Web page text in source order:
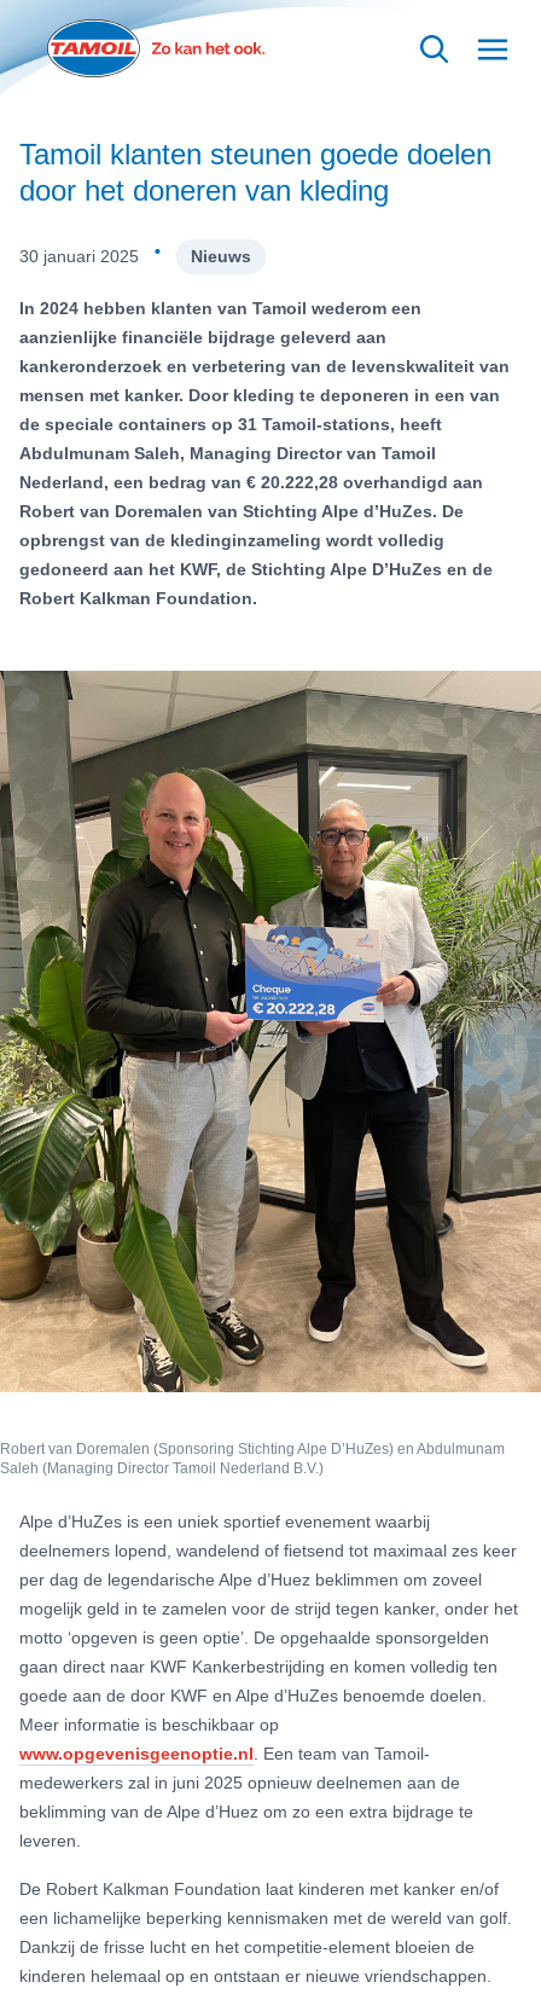
Ga naar hoofdinhoud
Tamoil klanten steunen goede doelen
door het doneren van kleding
30 januari 2025 · Nieuws
In 2024 hebben klanten van Tamoil wederom een
aanzienlijke financiële bijdrage geleverd aan
kankeronderzoek en verbetering van de levenskwaliteit van
mensen met kanker. Door kleding te deponeren in een van
de speciale containers op 31 Tamoil-stations, heeft
Abdulmunam Saleh, Managing Director van Tamoil
Nederland, een bedrag van € 20.222,28 overhandigd aan
Robert van Doremalen van Stichting Alpe d’HuZes. De
opbrengst van de kledinginzameling wordt volledig
gedoneerd aan het KWF, de Stichting Alpe D’HuZes en de
Robert Kalkman Foundation.
Robert van Doremalen (Sponsoring Stichting Alpe D’HuZes) en Abdulmunam
Saleh (Managing Director Tamoil Nederland B.V.)
Alpe d’HuZes is een uniek sportief evenement waarbij
deelnemers lopend, wandelend of fietsend tot maximaal zes keer
per dag de legendarische Alpe d’Huez beklimmen om zoveel
mogelijk geld in te zamelen voor de strijd tegen kanker, onder het
motto ‘opgeven is geen optie’. De opgehaalde sponsorgelden
gaan direct naar KWF Kankerbestrijding en komen volledig ten
goede aan de door KWF en Alpe d’HuZes benoemde doelen.
Meer informatie is beschikbaar op
www.opgevenisgeenoptie.nl . Een team van Tamoil-
medewerkers zal in juni 2025 opnieuw deelnemen aan de
beklimming van de Alpe d’Huez om zo een extra bijdrage te
leveren.
De Robert Kalkman Foundation laat kinderen met kanker en/of
een lichamelijke beperking kennismaken met de wereld van golf.
Dankzij de frisse lucht en het competitie-element bloeien de
kinderen helemaal op en ontstaan er nieuwe vriendschappen.